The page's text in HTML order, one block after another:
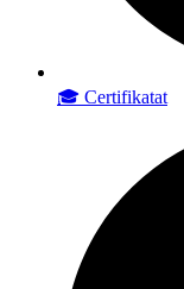
🎓 Certifikatat